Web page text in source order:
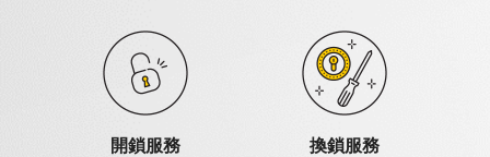
開鎖服務 換鎖服務